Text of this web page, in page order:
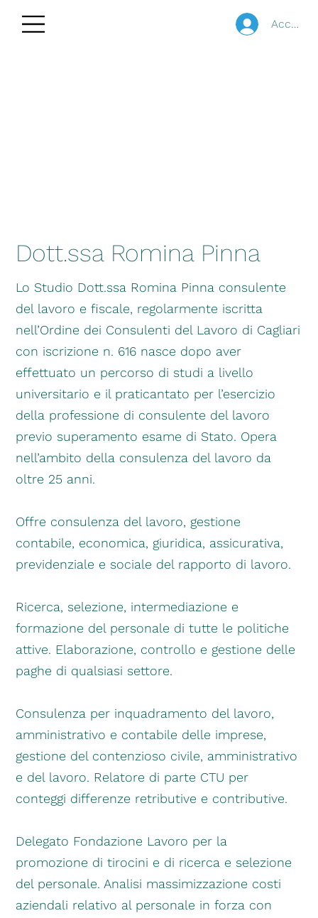
Accedi
Dott.ssa Romina Pinna
Lo Studio Dott.ssa Romina Pinna consulente
del lavoro e fiscale, regolarmente iscritta
nell’Ordine dei Consulenti del Lavoro di Cagliari
con iscrizione n. 616 nasce dopo aver
effettuato un percorso di studi a livello
universitario e il praticantato per l’esercizio
della professione di consulente del lavoro
previo superamento esame di Stato. Opera
nell’ambito della consulenza del lavoro da
oltre 25 anni.
Offre consulenza del lavoro, gestione
contabile, economica, giuridica, assicurativa,
previdenziale e sociale del rapporto di lavoro.
Ricerca, selezione, intermediazione e
formazione del personale di tutte le politiche
attive. Elaborazione, controllo e gestione delle
paghe di qualsiasi settore.
Consulenza per inquadramento del lavoro,
amministrativo e contabile delle imprese,
gestione del contenzioso civile, amministrativo
e del lavoro. Relatore di parte CTU per
conteggi differenze retributive e contributive.
Delegato Fondazione Lavoro per la
promozione di tirocini e di ricerca e selezione
del personale. Analisi massimizzazione costi
aziendali relativo al personale in forza con